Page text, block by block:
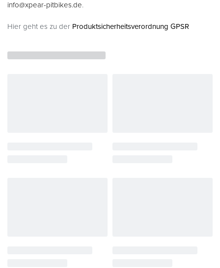
info@xpear-pitbikes.de.
Hier geht es zu der Produktsicherheitsverordnung GPSR